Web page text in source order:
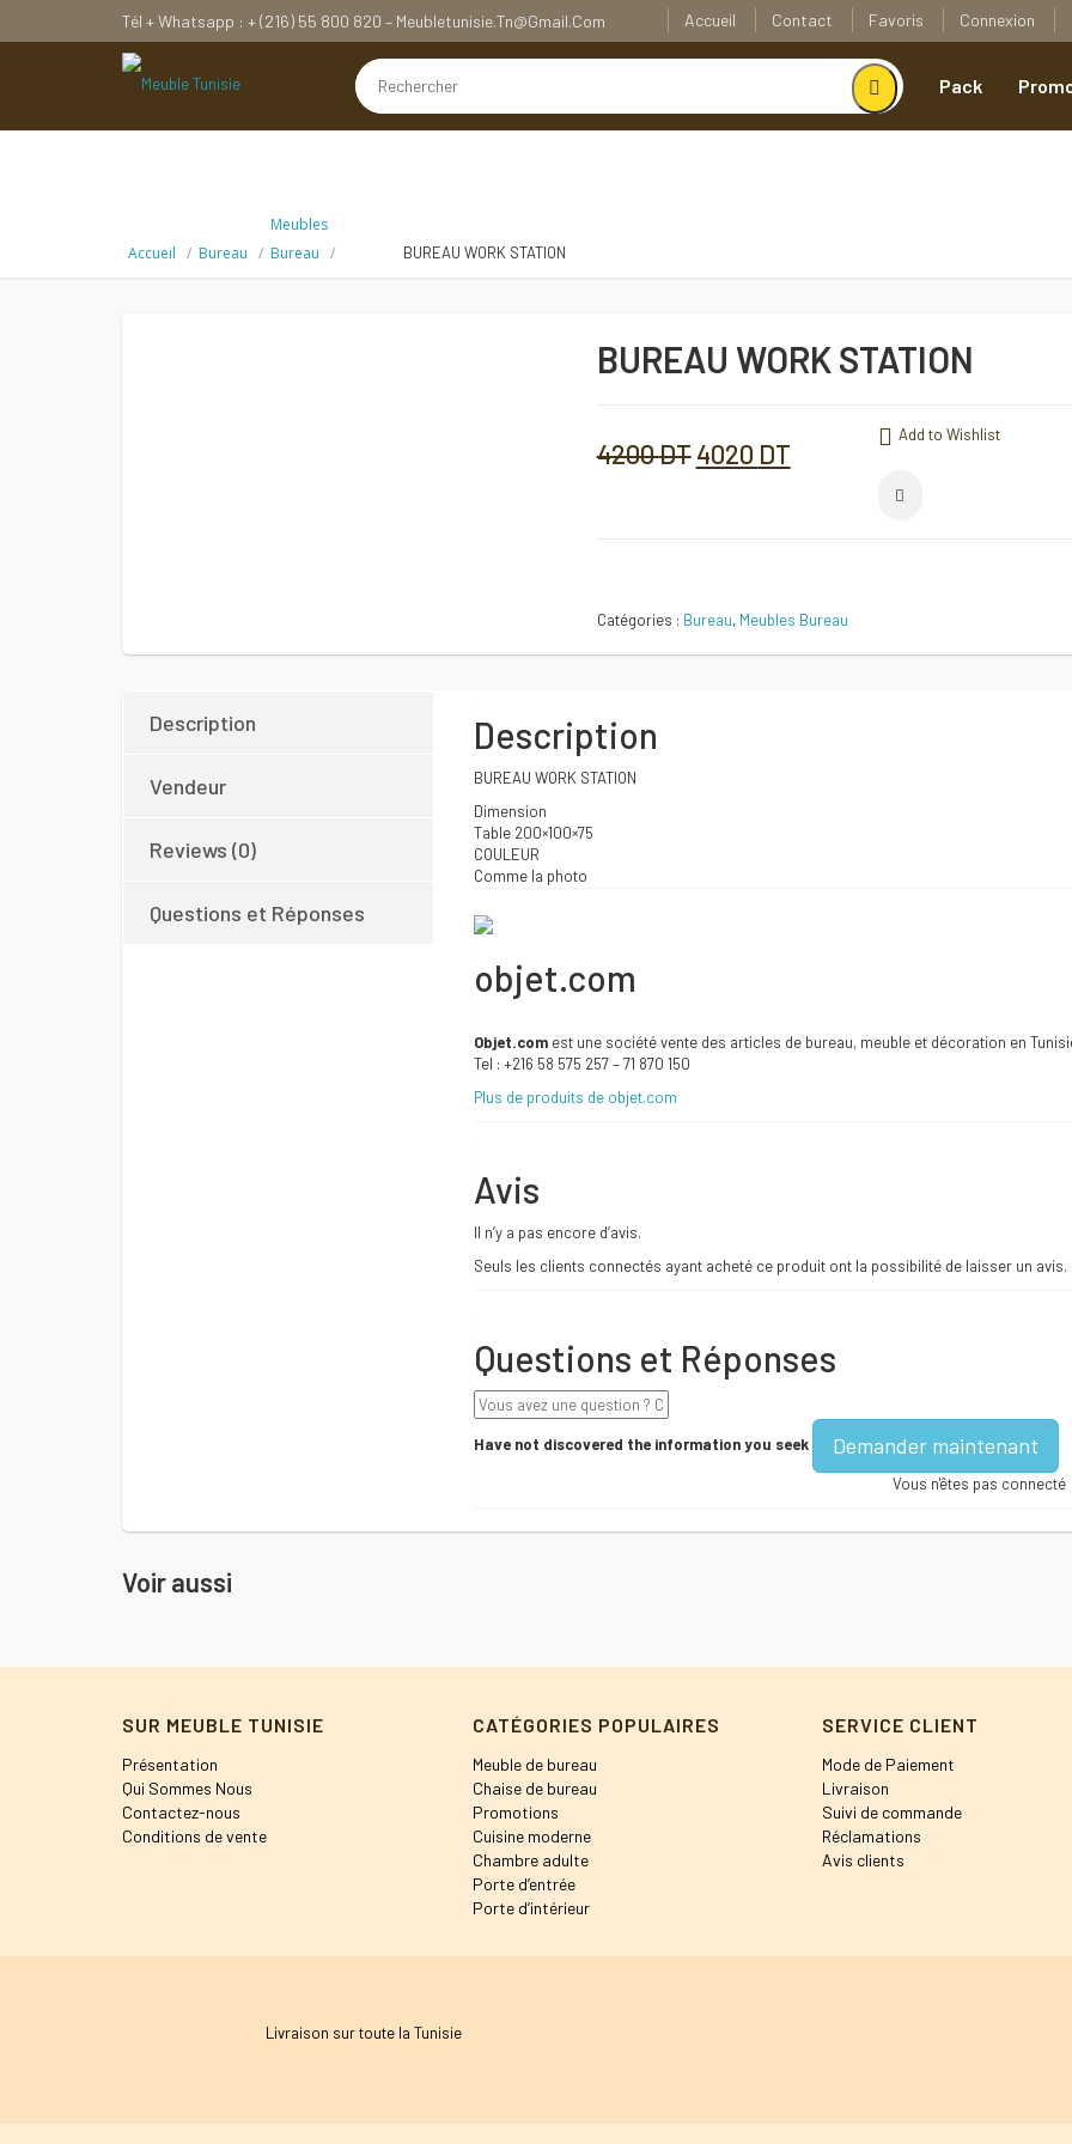
Accueil Contact Favoris Connexion
Tél + Whatsapp : + (216) 55 800 820 – Meubletunisie.tn@gmail.com
Pack
Accueil Bureau
Meubles
Bureau
BUREAU WORK STATION
BUREAU WORK STATION
4200DT Le
était :
4020 DTLe
est :
Add to Wishlist
BUREAU
WORK
Add to Wishlist
Catégories : Bureau, Meubles Bureau
Description
Vendeur
Reviews (0)
Questions et Réponses
Description
BUREAU WORK STATION
Dimension
Table 200×100×75
COULEUR
Comme la photo
objet.com
Objet.comest une société vente des articles de bureau, meuble et décoration en
Tel : +216 58 575 257 – 71 870 150
Plus de produits de objet.com
Avis
Il n’y a pas encore d’avis.
Seuls les clients connectés ayant acheté ce produit ont la possibilité de laisser un avis.
Questions et Réponses
Have not discovered the information you seek Demander maintenant
Vous n'êtes pas connecté
Voir aussi
SUR MEUBLE TUNISIE
Présentation
Qui Sommes Nous
Contactez-nous
Conditions de vente
CATÉGORIES POPULAIRES
Meuble de bureau
Chaise de bureau
Promotions
Cuisine moderne
Chambre adulte
Porte d’entrée
Porte d’intérieur
SERVICE CLIENT
Mode de Paiement
Livraison
Suivi de commande
Réclamations
Avis clients
Livraison sur toute la Tunisie